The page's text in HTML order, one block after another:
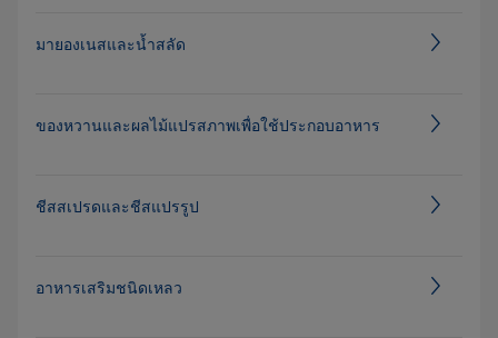
มายองเนสและน้ำสลัด⁠
ของหวานและผลไม้แปรสภาพเพื่อใช้ประกอบอาหาร
ชีสสเปรดและชีสแปรรูป
อาหารเสริมชนิดเหลว